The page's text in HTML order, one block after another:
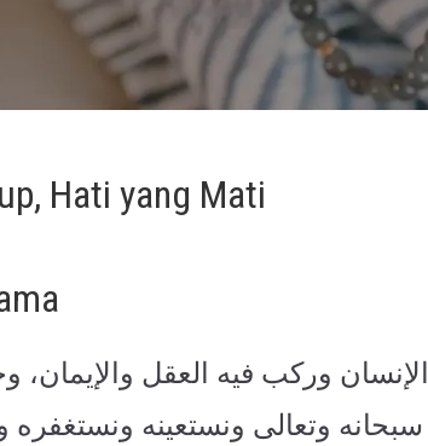
Hati yang Mati
وركب فيه العقل
وتعالى ونستعينه ونستغفره